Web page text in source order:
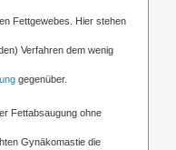
Fettgewebes. Hier stehen
Verfahren dem wenig
gegenüber.
Fettabsaugung ohne
Gynäkomastie die